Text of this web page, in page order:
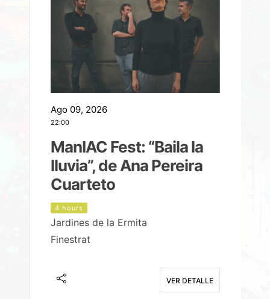
Ago 09, 2026
22:00
ManIAC Fest: “Baila la
lluvia”, de Ana Pereira
Cuarteto
4 hours
Jardines de la Ermita
Finestrat
VER DETALLE